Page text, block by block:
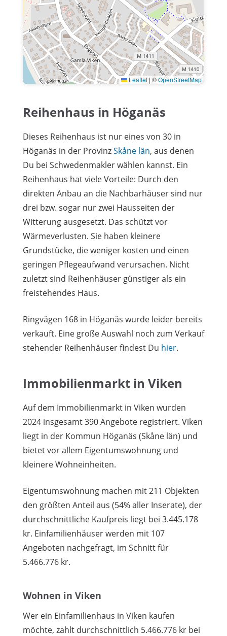
Leaflet | ©OpenStreetMap
Reihenhaus in Höganäs
Dieses Reihenhaus ist nur eines von 30 in
Höganäs in der ProvinzSkåne län, aus denen
Du bei Schwedenmakler wählen kannst. Ein
Reihenhaus hat viele Vorteile: Durch den
direkten Anbau an die Nachbarhäuser sind nur
drei bzw. sogar nur zwei Hausseiten der
Witterung ausgesetzt. Das schützt vor
Wärmeverlusten. Sie haben kleinere
Grundstücke, die weniger kosten und einen
geringen Pflegeaufwand verursachen. Nicht
zuletzt sind Reihenhäuser günstiger als ein
freistehendes Haus.
Ringvägen 168 in Höganäs wurde leider bereits
verkauft. Eine große Auswahl noch zum Verkauf
stehender Reihenhäuser findest Du hier.
Immobilienmarkt in Viken
Auf dem Immobilienmarkt in Viken wurden
2024 insgesamt 390 Angebote registriert. Viken
liegt in der Kommun Höganäs (Skåne län) und
bietet vor allem Eigentumswohnung und
kleinere Wohneinheiten.
Eigentumswohnung machen mit 211 Objekten
den größten Anteil aus (54% aller Inserate), der
durchschnittliche Kaufpreis liegt bei 3.445.178
kr. Einfamilienhäuser werden mit 107
Angeboten nachgefragt, im Schnitt für
5.466.776 kr.
Wohnen in Viken
Wer ein Einfamilienhaus in Viken kaufen
möchte, zahlt durchschnittlich 5.466.776 kr bei